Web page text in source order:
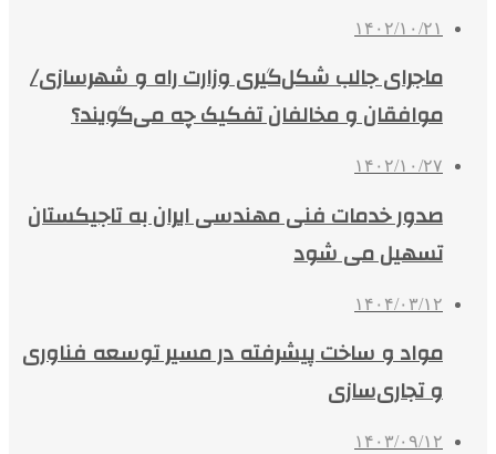
۱۴۰۲/۱۰/۲۱
ماجرای جالب شکل‌گیری وزارت راه و شهرسازی/
موافقان و مخالفان تفکیک چه می‌گویند؟
۱۴۰۲/۱۰/۲۷
صدور خدمات فنی مهندسی ایران به تاجیکستان
تسهیل می شود
۱۴۰۴/۰۳/۱۲
مواد و ساخت پیشرفته در مسیر توسعه فناوری
و تجاری‌سازی
۱۴۰۳/۰۹/۱۲